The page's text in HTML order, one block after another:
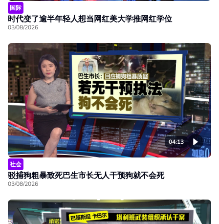
国际
时代变了逾半年轻人想当网红美大学推网红学位
03/08/2026
04:13
社会
驳捕狗粗暴致死巴生市长无人干预狗就不会死
03/08/2026